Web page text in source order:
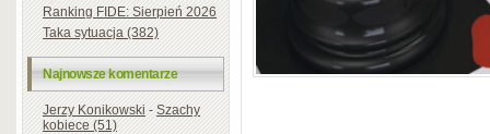
Ranking FIDE: Sierpień 2026
Taka sytuacja (382)
Najnowsze komentarze
Jerzy Konikowski-Szachy
kobiece (51)